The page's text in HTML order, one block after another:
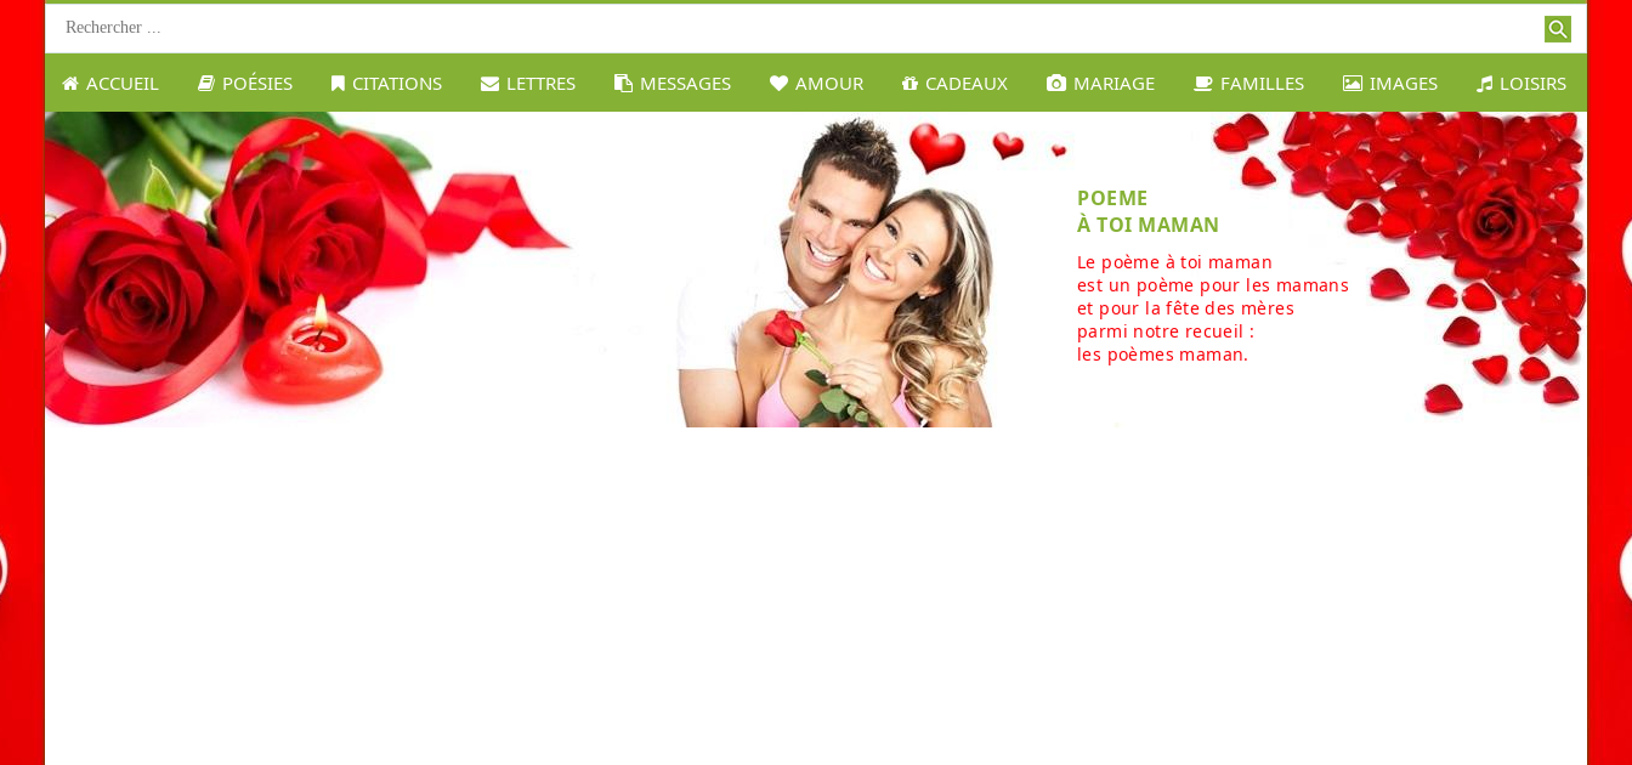
ACCUEIL POÉSIES CITATIONS LETTRES MESSAGES AMOUR CADEAUX MARIAGE FAMILLES IMAGES LOISIRS
POEME
À TOI MAMAN
Le poème à toi maman
est un poème pour les mamans
et pour la fête des mères
parmi notre recueil :
les poèmes maman.